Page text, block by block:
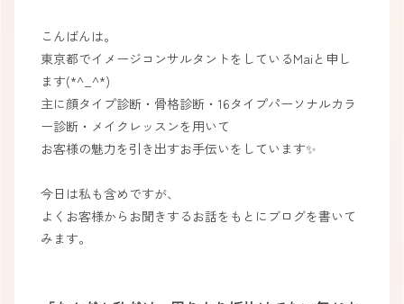
こんばんは。
東京都でイメージコンサルタントをしているMaiと申し
ます(*^_^*)
主に顔タイプ診断・骨格診断・16タイプパーソナルカラ
ー診断・メイクレッスンを用いて
お客様の魅力を引き出すお手伝いをしています✨
今日は私も含めですが、
よくお客様からお聞きするお話をもとにブログを書いて
みます。